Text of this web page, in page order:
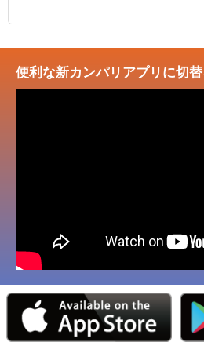
便利な新カンパリアプリに切替